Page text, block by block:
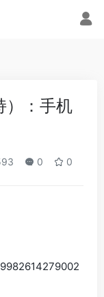
：手机
0 0